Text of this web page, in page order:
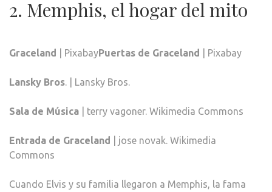
2. Memphis, el hogar del mito
Graceland | PixabayPuertas de Graceland | Pixabay
Lansky Bros. | Lansky Bros.
Sala de Música | terry vagoner. Wikimedia Commons
Entrada de Graceland
| jose novak. Wikimedia
Commons
Cuando Elvis y su familia llegaron a Memphis, la fama